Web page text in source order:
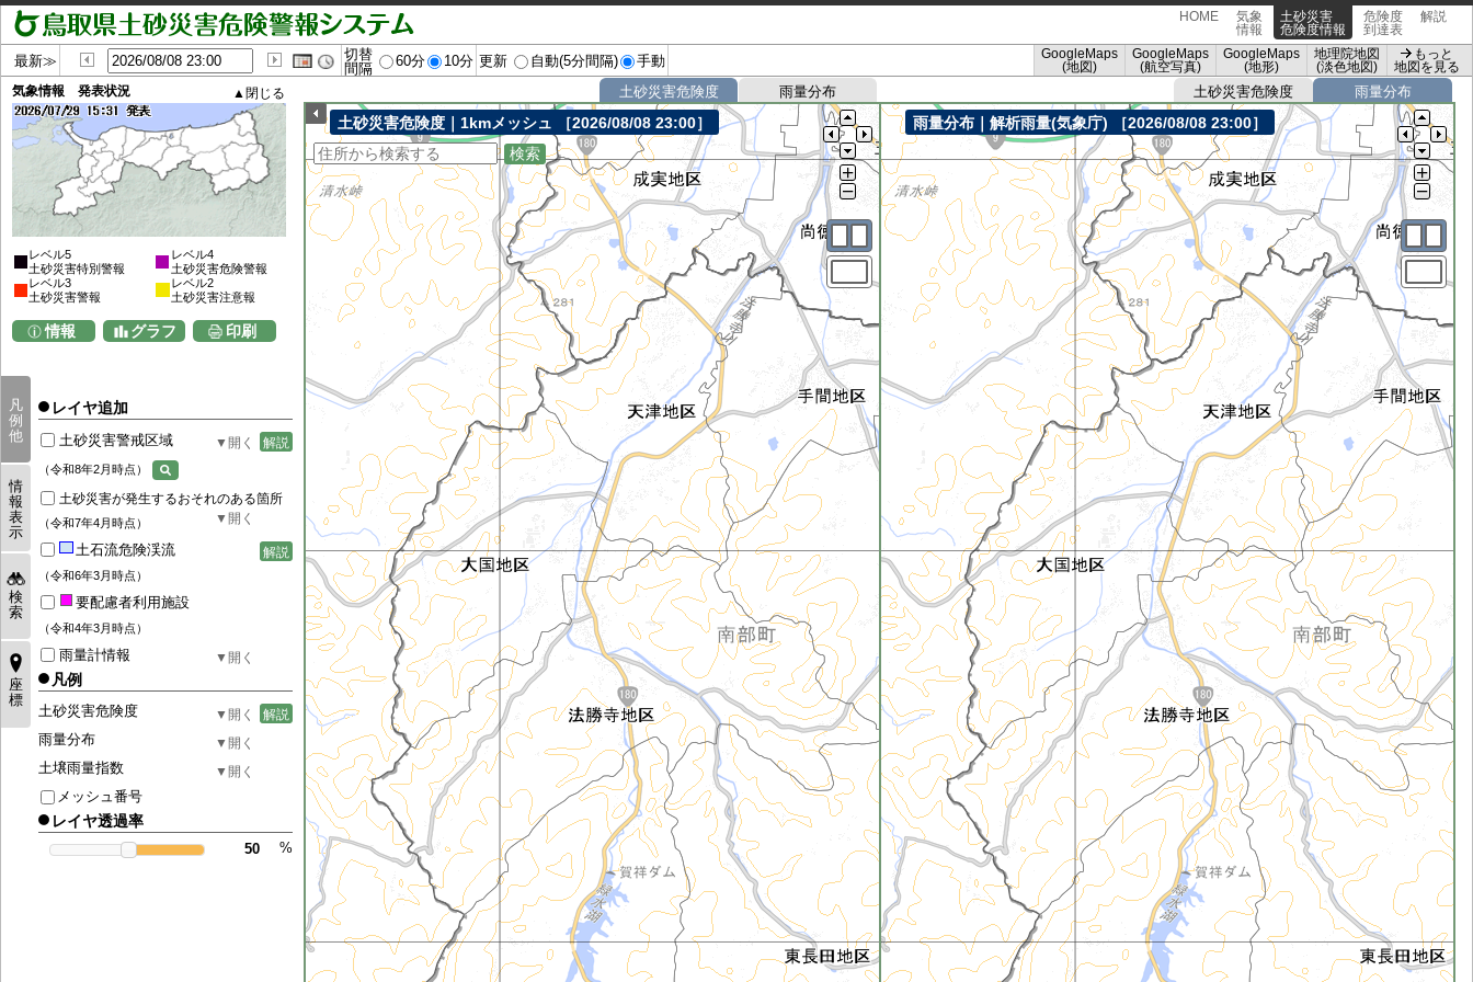
HOME
気象
情報
土砂災害
危険度情報
危険度
到達表
解説
最新≫
切替
間隔
60分 10分 更新 自動(5分間隔) 手動
GoogleMaps
(地図)
GoogleMaps
(航空写真)
GoogleMaps
(地形)
地理院地図
(淡色地図)
もっと
地図を見る
気象情報 発表状況
レベル5
土砂災害特別警報
レベル4
土砂災害危険警報
レベル3
土砂災害警報
レベル2
土砂災害注意報
情報 グラフ 印刷
凡
例
他
情
報
表
示
検
索
座
標
レイヤ追加
土砂災害警戒区域
（令和8年2月時点）
解説
土砂災害が発生するおそれのある箇所
（令和7年4月時点）
土石流危険渓流
（令和6年3月時点）
解説
要配慮者利用施設
（令和4年3月時点）
雨量計情報
凡例
土砂災害危険度 解説
雨量分布
土壌雨量指数
メッシュ番号
レイヤ透過率
%
土砂災害危険度 雨量分布
土砂災害危険度｜1kmメッシュ ［2026/08/08 23:00］
土砂災害危険度 雨量分布
雨量分布｜解析雨量(気象庁) ［2026/08/08 23:00］